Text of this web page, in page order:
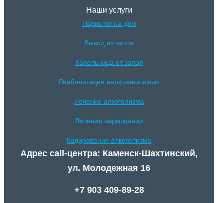
Наши услуги
Нарколог на дом
Вывод из запоя
Капельница от запоя
Реабилитация наркозависимых
Лечение алкоголизма
Лечение наркомании
Кодирование алкоголизма
Адрес call-центра: Каменск-Шахтинский,
ул. Молодежная 16
+7 903 409-89-28